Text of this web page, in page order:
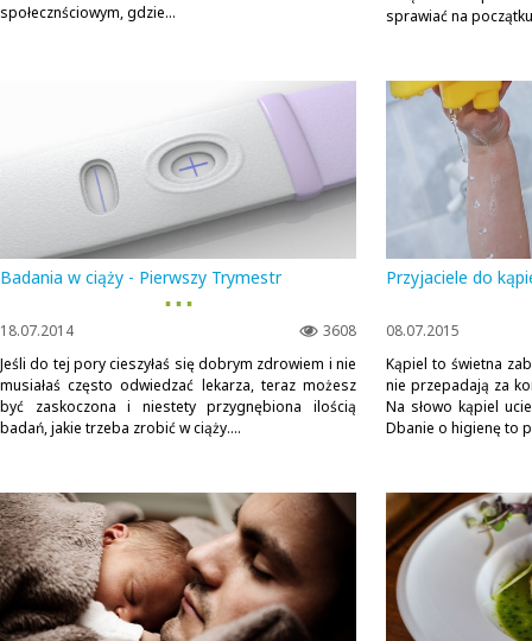
społecznściowym, gdzie...
sprawiać na
Badania w ciąży - Pierwszy Trymestr
▪ ▪ ▪
3608
18.07.2014
Jeśli do tej pory cieszyłaś się dobrym zdrowiem i nie
musiałaś często odwiedzać lekarza, teraz możesz
być zaskoczona i niestety przygnębiona ilością
badań, jakie trzeba zrobić w ciąży....
Przyjaciele do
08.07.2015
Kąpiel to świetna
nie przepadają za
Na słowo kąpiel
Dbanie o higienę to